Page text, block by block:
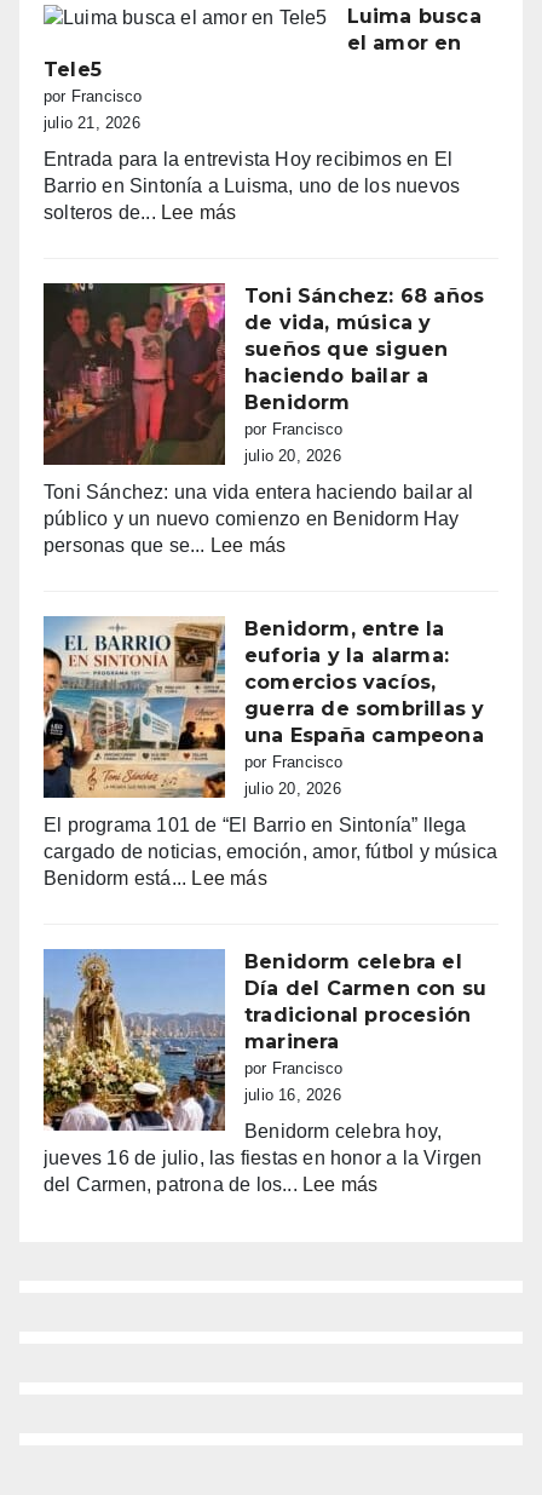
con
zonas
la
guerra
ilegales:
primeras
de
100.000
euros
recaudados”
Luima busca
el amor en
Tele5
por Francisco
julio 21, 2026
Entrada para la entrevista Hoy recibimos en El
Barrio en Sintonía a Luisma, uno de los nuevos
solteros de... Lee más:
el
amor
en
Tele5
Toni Sánchez: 68 años
de vida, música y
sueños que siguen
haciendo bailar a
Benidorm
por Francisco
julio 20, 2026
Toni Sánchez: una vida entera haciendo bailar al
público y un nuevo comienzo en Benidorm Hay
personas que se... Lee más:
68
años
de
vida,
música
y
sueños
siguen
haciendo
Benidorm, entre la
euforia y la alarma:
comercios vacíos,
guerra de sombrillas y
una España campeona
por Francisco
julio 20, 2026
El programa 101 de “El Barrio en Sintonía” llega
cargado de noticias, emoción, amor, fútbol y música
Benidorm está... Lee más:
la
euforia
y
la
alarma:
comercios
guerra
de
sombrillas
Benidorm celebra el
Día del Carmen con su
tradicional procesión
marinera
por Francisco
julio 16, 2026
Benidorm celebra hoy,
jueves 16 de julio, las fiestas en honor a la Virgen
del Carmen, patrona de los... Lee más: